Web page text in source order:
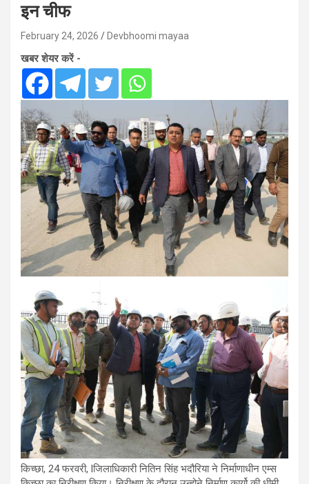
इन चीफ
February 24, 2026 Devbhoomi mayaa
खबर शेयर करें -
किच्छा, 24 फरवरी, lजिलाधिकारी नितिन सिंह भदौरिया ने निर्माणाधीन एम्स